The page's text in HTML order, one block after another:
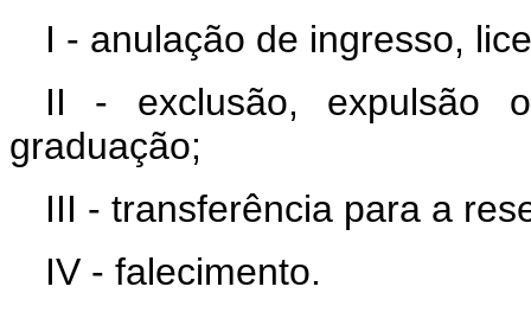
I - anulação de ingresso,
II - exclusão, expulsão
graduação;
III - transferência para a
IV - falecimento.